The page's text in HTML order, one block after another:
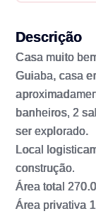
Descrição
Casa muito
Guiaba, casa
banheiros, 2
ser explorado.
Local
construção.
Área total
Área privativa